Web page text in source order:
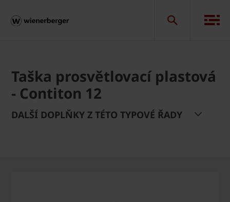
Taška prosvětlovací plastová
- Contiton 12
DALŠÍ DOPLŇKY Z TÉTO TYPOVÉ ŘADY